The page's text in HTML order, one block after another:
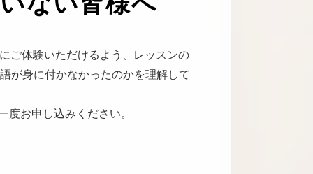
ご体験いただけるよう、レッスンの
が身に付かなかったのかを理解して
お申し込みください。